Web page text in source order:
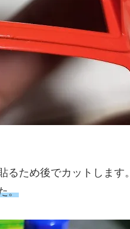
るため後でカットします。
。